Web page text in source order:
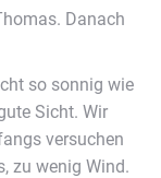
Danach
so sonnig wie
Sicht. Wir
versuchen
zu wenig Wind.